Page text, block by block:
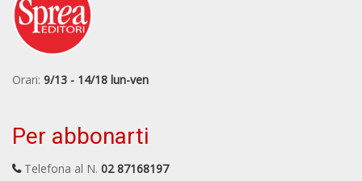
Orari: 9/13 - 14/18 lun-ven
Per abbonarti
Telefona al N. 02 87168197